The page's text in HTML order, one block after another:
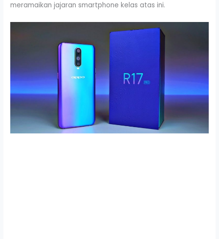
meramaikan jajaran smartphone kelas atas ini.